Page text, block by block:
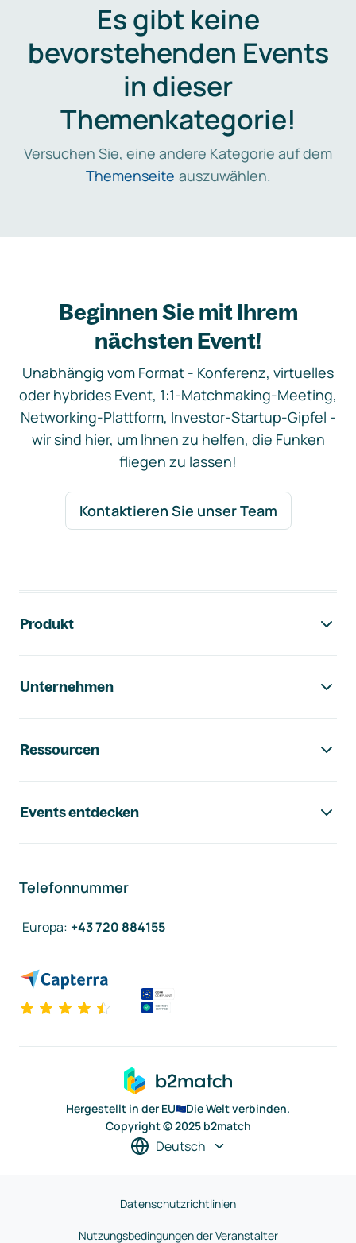
Es gibt keine
bevorstehenden Events
in dieser
Themenkategorie!
Versuchen Sie, eine andere Kategorie auf dem
Themenseite auszuwählen.
Beginnen Sie mit Ihrem
nächsten Event!
Unabhängig vom Format - Konferenz, virtuelles
oder hybrides Event, 1:1-Matchmaking-Meeting,
Networking-Plattform, Investor-Startup-Gipfel -
wir sind hier, um Ihnen zu helfen, die Funken
fliegen zu lassen!
Kontaktieren Sie unser Team
Produkt
Unternehmen
Ressourcen
Events entdecken
Telefonnummer
Europa: +43 720 884155
Hergestellt in der EU
Die Welt verbinden.
Copyright © 2025 b2match
Deutsch
Datenschutzrichtlinien
Nutzungsbedingungen der Veranstalter